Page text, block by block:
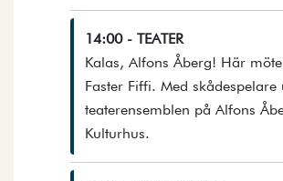
14:00 - TEATER
Kalas, Alfons Åberg! Här
Faster Fiffi. Med skådespelare
teaterensemblen på Alfons
Kulturhus.